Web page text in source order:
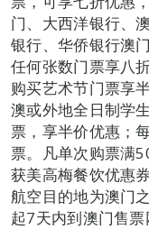
门、大西洋银行、
银行、华侨银行澳
任何张数门票享八
购买艺术节门票享
澳或外地全日制学
票，享半价优惠；
票。凡单次购票满
获美高梅餐饮优惠
航空目的地为澳门
起7天内到澳门售票